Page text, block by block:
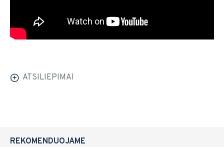
ATSILIEPIMAI
REKOMENDUOJAME